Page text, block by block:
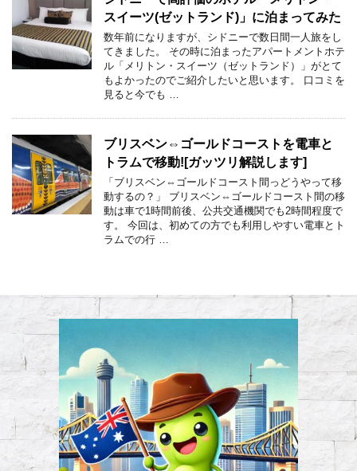
スイーツ(ゼットランド)」に泊まってみた
数年前になりますが、シドニーで数日間一人旅をし
てきました。 その時に泊まったアパートメントホテ
ル「メリトン・スイーツ（ゼットランド）」がとて
もよかったのでご紹介したいと思います。 口コミを
見ると今でも …
ブリスベン⇔ゴールドコーストを電車と
トラムで移動![ガッツリ解説します]
「ブリスベン⇔ゴールドコースト間っどうやって移
動するの？」 ブリスベン⇔ゴールドコースト間の移
動は車で1時間前後、公共交通機関でも2時間程度で
す。 今回は、初めての方でも利用しやすい電車とト
ラムでの行 …